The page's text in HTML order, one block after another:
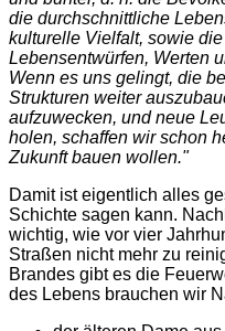
die durchschnittliche
kulturelle Vielfalt, sowie
Lebensentwürfen, Werten
Wenn es uns gelingt, die
Strukturen weiter
aufzuwecken, und neue
holen, schaffen wir schon
Zukunft bauen wollen."
Damit ist eigentlich alles
Schichte sagen kann.
wichtig, wie vor vier
Straßen nicht mehr zu
Brandes gibt es die
des Lebens brauchen wir